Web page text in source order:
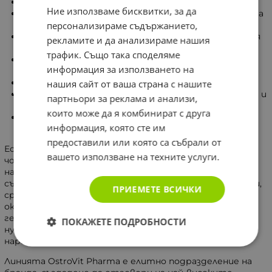
Допринася за поддържането на здрава и еластична
Осигурява надеждна защита срещу оксидативния
стрес и свободните радикали;
Стимулира естествените енергийни нива в
тялото;
Оказва подкрепа на имунната система;
Влияе положително върху когнитивните функции и
работата на мозъка;
Предлага се в устойчива стъклена опаковка за по-
добро съхранение.
Естественото производство на коензим Q10 в
човешкото тяло прогресивно намалява с
напредването на възрастта. Ниските нива на това
съединение могат да се дължат на различни фактори,
сред които недостиг на витамин B6, повишен
оксидативен стрес в клетките или специфични
генетични особености. В определени периоди
нуждите на организма от този ензим могат да
нараснат значително.
Линията OstroVit Pharma е елитно подразделение на
Ние използваме бисквитки, за да
персонализираме съдържанието,
рекламите и да анализираме нашия
трафик. Също така споделяме
информация за използването на
нашия сайт от ваша страна с нашите
партньори за реклама и анализи,
които може да я комбинират с друга
информация, която сте им
предоставили или която са събрали от
вашето използване на техните услуги.
ПРИЕМЕТЕ ВСИЧКИ
ПОКАЖЕТЕ ПОДРОБНОСТИ